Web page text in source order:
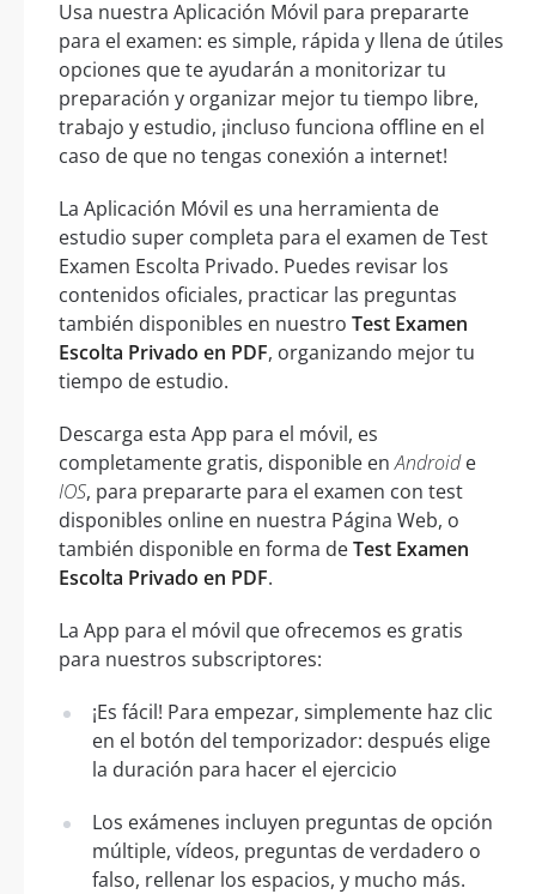
Usa nuestra Aplicación Móvil para prepararte
para el examen: es simple, rápida y llena de útiles
opciones que te ayudarán a monitorizar tu
preparación y organizar mejor tu tiempo libre,
trabajo y estudio, ¡incluso funciona offline en el
caso de que no tengas conexión a internet!
La Aplicación Móvil es una herramienta de
estudio super completa para el examen de Test
Examen Escolta Privado. Puedes revisar los
contenidos oficiales, practicar las preguntas
también disponibles en nuestro Test Examen
Escolta Privado en PDF, organizando mejor tu
tiempo de estudio.
Descarga esta App para el móvil, es
completamente gratis, disponible enAndroide
IOS, para prepararte para el examen con test
disponibles online en nuestra Página Web, o
también disponible en forma deTest Examen
Escolta Privado en PDF.
La App para el móvil que ofrecemos es gratis
para nuestros subscriptores:
¡Es fácil! Para empezar, simplemente haz clic
en el botón del temporizador: después elige
la duración para hacer el ejercicio
Los exámenes incluyen preguntas de opción
múltiple, vídeos, preguntas de verdadero o
falso, rellenar los espacios, y mucho más.